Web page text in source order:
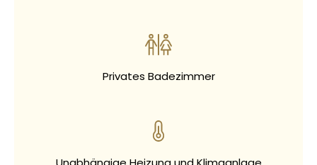
Privates Badezimmer